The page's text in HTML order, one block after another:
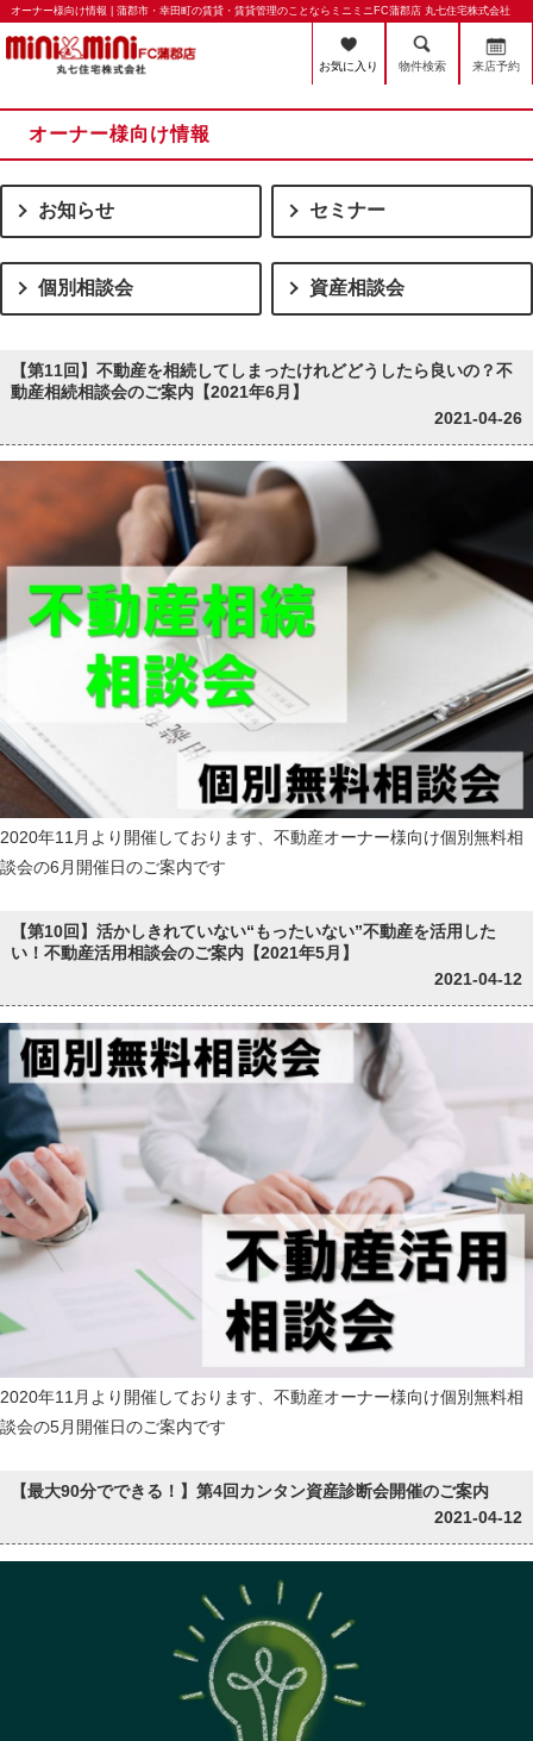
オーナー様向け情報 | 蒲郡市・幸田町の賃貸・賃貸管理のことならミニミニFC蒲郡店 丸七住宅株式会社
お気に入り 物件検索 来店予約
オーナー様向け情報
お知らせ セミナー
個別相談会 資産相談会
【第11回】不動産を相続してしまったけれどどうしたら良いの？不
動産相続相談会のご案内【2021年6月】
2021-04-26
2020年11月より開催しております、不動産オーナー様向け個別無料相
談会の6月開催日のご案内です
【第10回】活かしきれていない“もったいない”不動産を活用した
い！不動産活用相談会のご案内【2021年5月】
2021-04-12
2020年11月より開催しております、不動産オーナー様向け個別無料相
談会の5月開催日のご案内です
【最大90分でできる！】第4回カンタン資産診断会開催のご案内
2021-04-12